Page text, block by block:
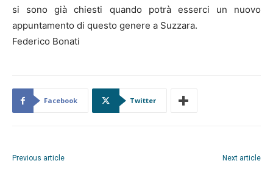
si sono già chiesti quando potrà esserci un nuovo
appuntamento di questo genere a Suzzara.
Federico Bonati
Facebook Twitter
Previous article Next article